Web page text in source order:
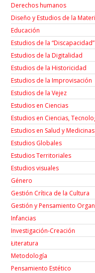
Derechos humanos
Diseño y Estudios de la
Educación
Estudios de la “Discapacidad”
Estudios de la Digitalidad
Estudios de la Historicidad
Estudios de la Improvisación
Estudios de la Vejez
Estudios en Ciencias
Estudios en Ciencias,
Estudios en Salud y Medicinas
Estudios Globales
Estudios Territoriales
Estudios visuales
Género
Gestión Crítica de la Cultura
Gestión y Pensamiento
Infancias
Investigación-Creación
Łiteratura
Metodología
Pensamiento Estético